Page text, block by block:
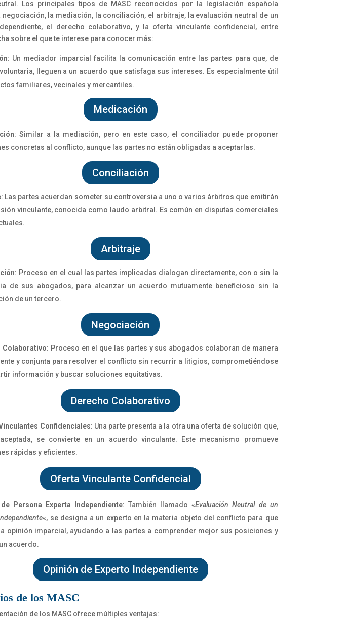
Los principales tipos de MASC reconocidos por la legislación española
negociación, la mediación, la conciliación, el arbitraje, la evaluación neutral de un
el derecho colaborativo, y la oferta vinculante confidencial, entre
sobre el que te interese para conocer más:
Un mediador imparcial facilita la comunicación entre las partes para que, de
lleguen a un acuerdo que satisfaga sus intereses. Es especialmente útil
familiares, vecinales y mercantiles.
Medicación
:Similar a la mediación, pero en este caso, el conciliador puede proponer
concretas al conflicto, aunque las partes no están obligadas a aceptarlas.
Conciliación
: Las partes acuerdan someter su controversia a uno o varios árbitros que emitirán
vinculante, conocida como laudo arbitral. Es común en disputas comerciales
Arbitraje
: Proceso en el cual las partes implicadas dialogan directamente, con o sin la
de sus abogados, para alcanzar un acuerdo mutuamente beneficioso sin la
de un tercero.
Negociación
Colaborativo: Proceso en el que las partes y sus abogados colaboran de manera
y conjunta para resolver el conflicto sin recurrir a litigios, comprometiéndose
información y buscar soluciones equitativas.
Derecho Colaborativo
Confidenciales: Una parte presenta a la otra una oferta de solución que,
se convierte en un acuerdo vinculante. Este mecanismo promueve
rápidas y eficientes.
Oferta Vinculante Confidencial
Persona Experta Independiente: También llamado «Evaluación Neutral de un
«, se designa a un experto en la materia objeto del conflicto para que
opinión imparcial, ayudando a las partes a comprender mejor sus posiciones y
acuerdo.
Opinión de Experto Independiente
de los MASC
de los MASC ofrece múltiples ventajas: